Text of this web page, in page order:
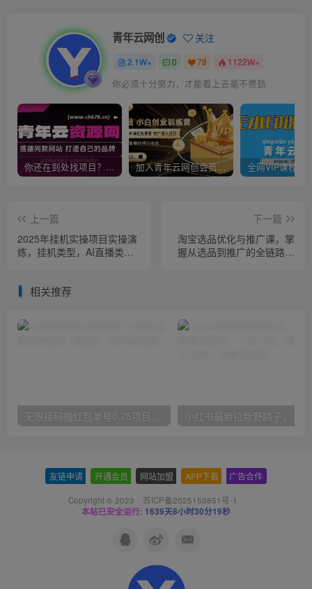
青年云网创 关注
2.1W+ 0 78 1122W+
你必须十分努力，才能看上去毫不费劲
你还在到处找项目？还在当韭菜？我靠卖项目一个月收入5万+，曾经我也是个失败者。 加入青年云网创会员，全站资源免费学习。加入高级合伙人，推广日入1000+
上一篇
2025年挂机实操项目实操演
练，挂机类型，AI直播类
下一篇
淘宝选品优化与推广课，掌
握从选品到推广的全链路实
相关推荐
友链申请 开通会员 网站加盟 APP下载 广告合作
Copyright © 2023 · 苏ICP备2025153851号-1 ·
本站已安全运行: 1639天8小时30分20秒